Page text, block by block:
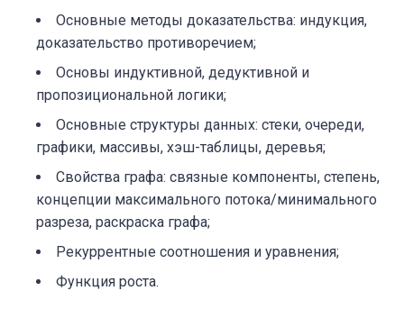
Основные методы доказательства: индукция,
доказательство противоречием;
Основы индуктивной, дедуктивной и
пропозициональной логики;
Основные структуры данных: стеки, очереди,
графики, массивы, хэш-таблицы, деревья;
Свойства графа: связные компоненты, степень,
концепции максимального потока/минимального
разреза, раскраска графа;
Рекуррентные соотношения и уравнения;
Функция роста.